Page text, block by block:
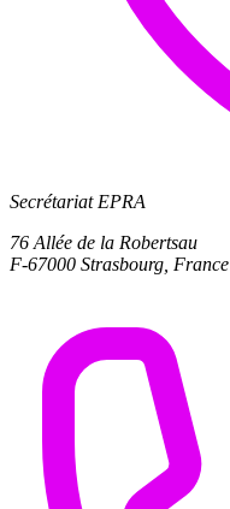
Secrétariat EPRA
76 Allée de la Robertsau
F-67000 Strasbourg, France